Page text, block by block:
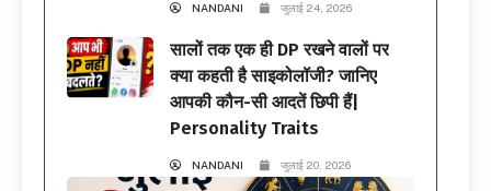
NANDANI जुलाई 24, 2026
सालों तक एक ही DP रखने वालों पर
क्या कहती है साइकोलॉजी? जानिए
आपकी कौन-सी आदतें छिपी हैं|
Personality Traits
NANDANI जुलाई 20, 2026